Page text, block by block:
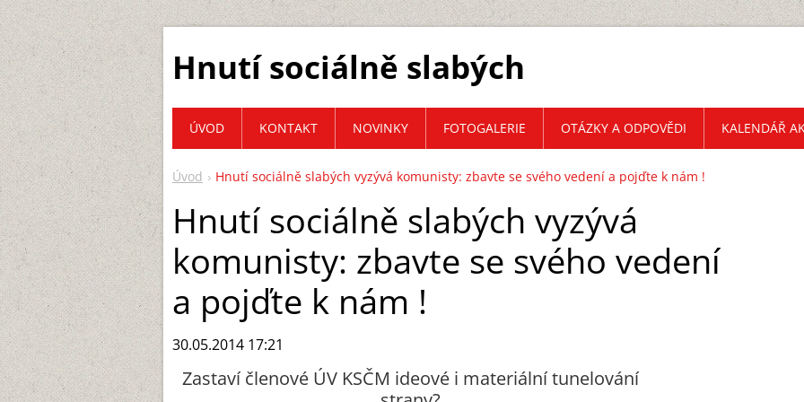
Hnutí sociálně slabých
Úvod Hnutí sociálně slabých vyzývá komunisty: zbavte se svého vedení a pojďte k nám !
Hnutí sociálně slabých vyzývá
komunisty: zbavte se svého vedení
a pojďte k nám !
30.05.2014 17:21
Zastaví členové ÚV KSČM ideové i materiální tunelování
ÚVOD KONTAKT NOVINKY FOTOGALERIE OTÁZKY A ODPOVĚDI KALENDÁŘ